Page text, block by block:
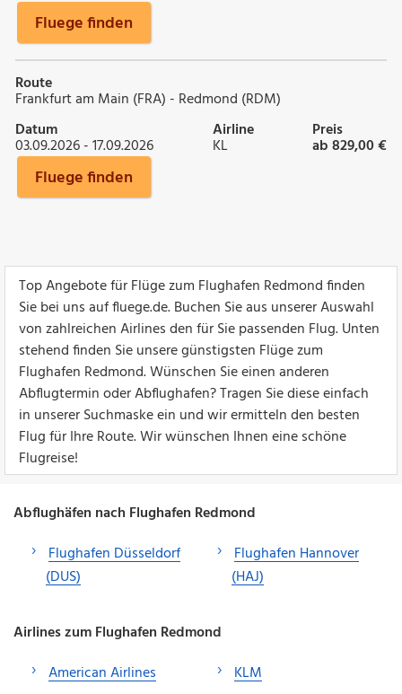
Fluege finden
Route
Frankfurt am Main (FRA) - Redmond (RDM)
Datum
03.09.2026 - 17.09.2026
Airline
KL
Preis
ab 829,00 €
Fluege finden
Top Angebote für Flüge zum Flughafen Redmond finden
Sie bei uns auf fluege.de. Buchen Sie aus unserer Auswahl
von zahlreichen Airlines den für Sie passenden Flug. Unten
stehend finden Sie unsere günstigsten Flüge zum
Flughafen Redmond. Wünschen Sie einen anderen
Abflugtermin oder Abflughafen? Tragen Sie diese einfach
in unserer Suchmaske ein und wir ermitteln den besten
Flug für Ihre Route. Wir wünschen Ihnen eine schöne
Flugreise!
Abflughäfen nach Flughafen Redmond
Flughafen Düsseldorf
(DUS)
Flughafen Hannover
(HAJ)
Airlines zum Flughafen Redmond
American Airlines
KLM